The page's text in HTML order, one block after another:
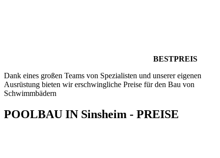
BESTPREIS
Dank eines großen Teams von Spezialisten und unserer eigenen
Ausrüstung bieten wir erschwingliche Preise für den Bau von
Schwimmbädern
POOLBAU IN Sinsheim - PREISE